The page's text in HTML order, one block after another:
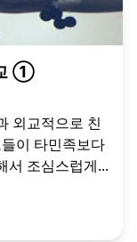
①
외교적으로 친
이 타민족보다
서 조심스럽게...